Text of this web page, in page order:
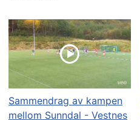
Sammendrag av kampen
mellom Sunndal - Vestnes